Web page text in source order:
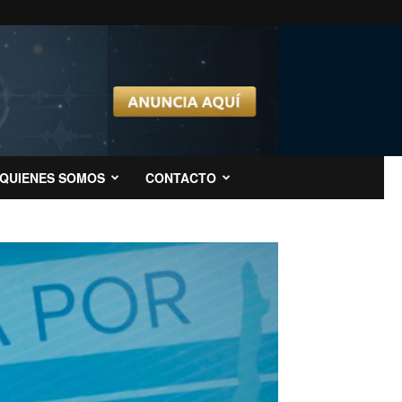
QUIENES SOMOS CONTACTO